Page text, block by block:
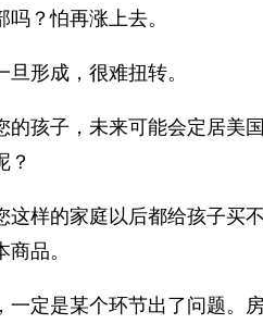
？怕再涨上去。
形成，很难扭转。
的孩子，未来可能会定居美
？
这样的家庭以后都给孩子买
品。
一定是某个环节出了问题。